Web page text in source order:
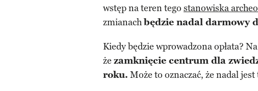
wstęp na teren tego stanowiska
zmianachbędzie nadal darmowy
Kiedy będzie wprowadzona opłata?
że zamknięcie centrum dla
roku. Może to oznaczać, że nadal